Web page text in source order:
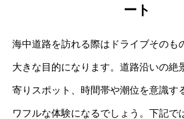
ート
海中道路を訪れる際はドライブそのも
大きな目的になります。道路沿いの絶
寄りスポット、時間帯や潮位を意識す
ワフルな体験になるでしょう。下記で